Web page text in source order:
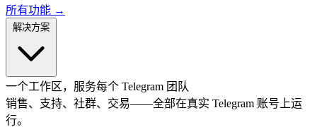
所有功能 →
解决方案
一个工作区，服务每个 Telegram 团队
销售、支持、社群、交易——全部在真实 Telegram 账号上运
行。